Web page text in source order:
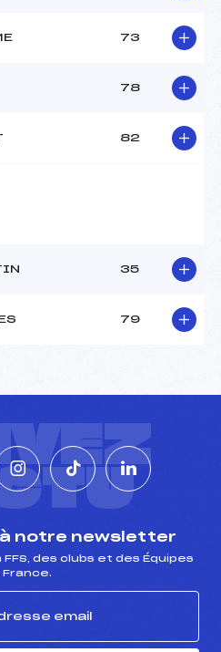
73
78
82
35
79
notre newsletter
des clubs et des Équipes
France.